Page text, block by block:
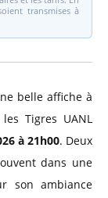
transmises à
belle affiche à
Tigres UANL
à 21h00. Deux
dans une
son ambiance